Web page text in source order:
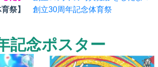
育祭】 創立30周年記念体育祭
記念ポスター